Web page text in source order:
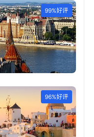
99%好评
96%好评